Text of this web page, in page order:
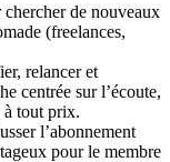
de nouveaux
(freelances,
relancer et
centrée sur l’écoute,
à tout prix.
l’abonnement
pour le membre